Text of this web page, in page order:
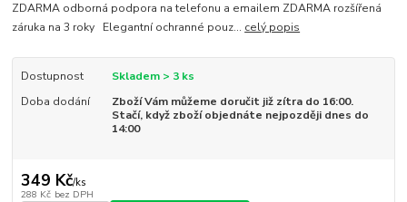
ZDARMA odborná podpora na telefonu a emailem ZDARMA rozšířená
záruka na 3 roky Elegantní ochranné pouz... celý popis
Dostupnost
Skladem > 3 ks
Doba dodání
Zboží Vám můžeme doručit již zítra do 16:00.
Stačí, když zboží objednáte nejpozději dnes do
14:00
349 Kč/ks
288 Kč bez DPH